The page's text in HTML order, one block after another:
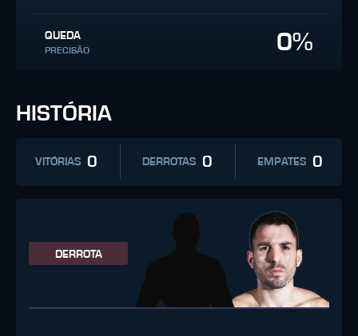
QUEDA
PRECISÃO 0%
HISTÓRIA
VITÓRIAS 0 DERROTAS 0 EMPATES 0
DERROTA